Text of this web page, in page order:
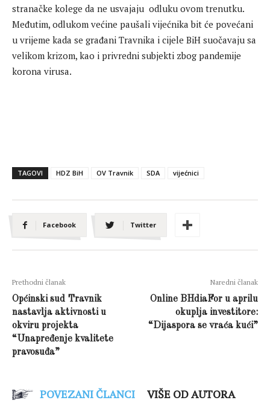
stranačke kolege da ne usvajaju odluku ovom trenutku.
Međutim, odlukom većine paušali vijećnika bit će povećani
u vrijeme kada se građani Travnika i cijele BiH suočavaju sa
velikom krizom, kao i privredni subjekti zbog pandemije
korona virusa.
TAGOVI HDZ BiH OV Travnik SDA vijećnici
Facebook Twitter
Prethodni članak
Općinski sud Travnik
nastavlja aktivnosti u
okviru projekta
“Unapređenje kvalitete
pravosuđa”
Naredni članak
Online BHdiaFor u aprilu
okuplja investitore:
“Dijaspora se vraća kući”
POVEZANI ČLANCI VIŠE OD AUTORA